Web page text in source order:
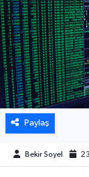
Paylaş
Bekir Soyel